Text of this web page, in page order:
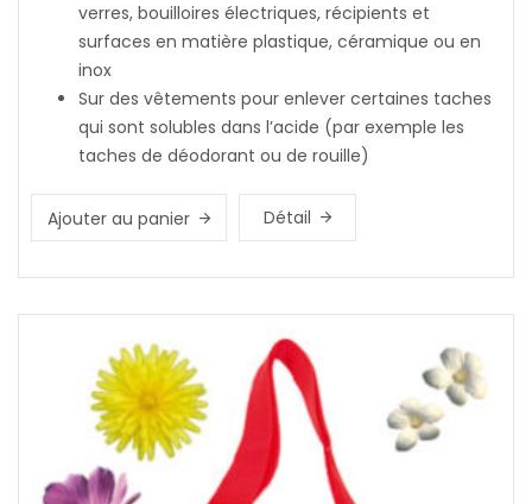
verres, bouilloires électriques, récipients et
surfaces en matière plastique, céramique ou en
inox
Sur des vêtements pour enlever certaines taches
qui sont solubles dans l’acide (par exemple les
taches de déodorant ou de rouille)
Ajouter au panier Détail